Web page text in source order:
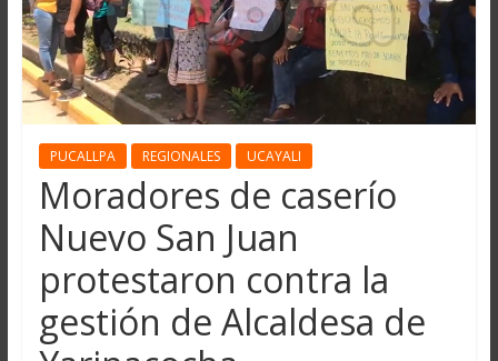
PUCALLPA REGIONALES UCAYALI
Moradores de caserío
Nuevo San Juan
protestaron contra la
gestión de Alcaldesa de